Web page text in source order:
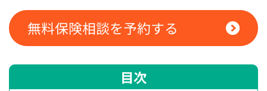
無料保険相談を予約する
目次